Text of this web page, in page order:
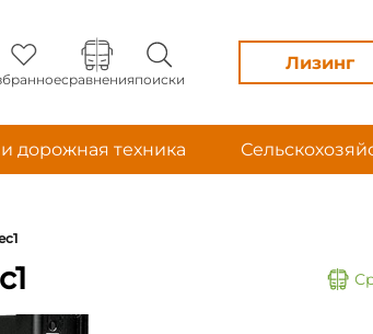
сравненияпоиски
Лизинг
дорожная техника